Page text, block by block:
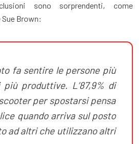
sono sorprendenti, come
Brown:
fa sentire le persone più
produttive. L’87,9% di
per spostarsi pensa
quando arriva sul posto
ad altri che utilizzano altri